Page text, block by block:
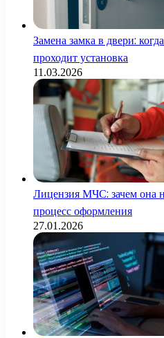
Замена замка в двери:
проходит установка
11.03.2026
Лицензия МЧС: зачем она
процесс оформления
27.01.2026